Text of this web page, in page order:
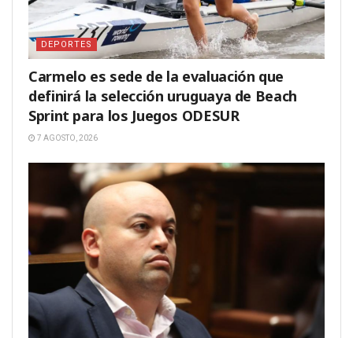
DEPORTES
Carmelo es sede de la evaluación que
definirá la selección uruguaya de Beach
Sprint para los Juegos ODESUR
7 AGOSTO, 2026